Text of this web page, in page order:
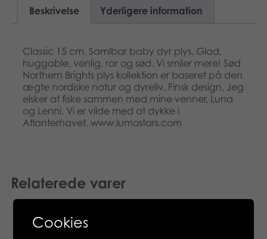
Beskrivelse Yderligere information
Classic 15 cm. Samlbar baby dyr plys. Glad,
huggable, venlig, rar og sød. Vi smiler mere! Sød
Northern Brights plys kollektion er baseret på den
ægte nordiske natur og dyreliv. Finsk design. Jeg
elsker at fiske sammen med mine venner, Luna
og Lenni. Vi er vilde med at dykke i
Atlanterhavet. www.lumostars.com
Relaterede varer
Cookies